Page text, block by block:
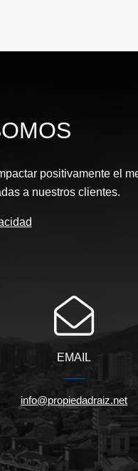
positivamente el
a nuestros clientes.
EMAIL
info@propiedadraiz.net